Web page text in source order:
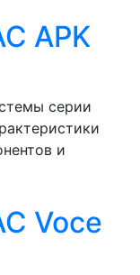
APK
серии
и
Voce